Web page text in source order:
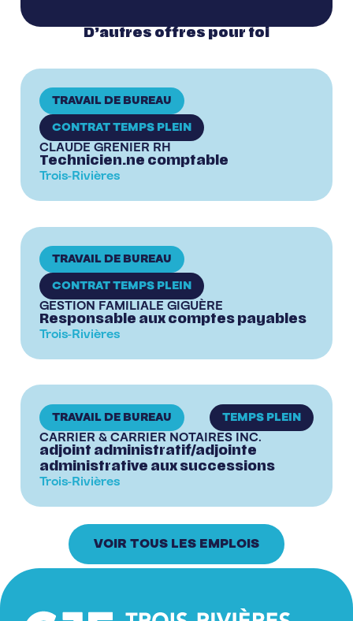
D’autres offres pour toi
TRAVAIL DE BUREAU
CONTRAT TEMPS PLEIN
CLAUDE GRENIER RH
Technicien.ne comptable
Trois-Rivières
TRAVAIL DE BUREAU
CONTRAT TEMPS PLEIN
GESTION FAMILIALE GIGUÈRE
Responsable aux comptes payables
Trois-Rivières
TRAVAIL DE BUREAU TEMPS PLEIN
CARRIER & CARRIER NOTAIRES INC.
adjoint administratif/adjointe
administrative aux successions
Trois-Rivières
VOIR TOUS LES EMPLOIS